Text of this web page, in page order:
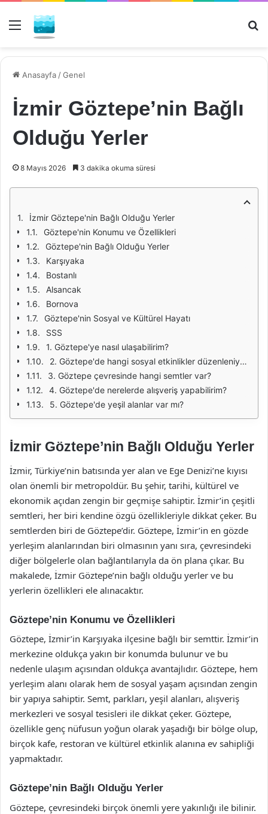
Menü
Anasayfa /Genel
İzmir Göztepe’nin Bağlı
Olduğu Yerler
8 Mayıs 2026 3 dakika okuma süresi
İzmir Göztepe'nin Bağlı Olduğu Yerler
Göztepe'nin Konumu ve Özellikleri
Göztepe'nin Bağlı Olduğu Yerler
Karşıyaka
Bostanlı
Alsancak
Bornova
Göztepe'nin Sosyal ve Kültürel Hayatı
SSS
1. Göztepe'ye nasıl ulaşabilirim?
2. Göztepe'de hangi sosyal etkinlikler düzenleniyor?
3. Göztepe çevresinde hangi semtler var?
4. Göztepe'de nerelerde alışveriş yapabilirim?
5. Göztepe'de yeşil alanlar var mı?
İzmir Göztepe’nin Bağlı Olduğu Yerler
İzmir, Türkiye’nin batısında yer alan ve Ege Denizi’ne kıyısı
olan önemli bir metropoldür. Bu şehir, tarihi, kültürel ve
ekonomik açıdan zengin bir geçmişe sahiptir. İzmir’in çeşitli
semtleri, her biri kendine özgü özellikleriyle dikkat çeker. Bu
semtlerden biri de Göztepe’dir. Göztepe, İzmir’in en gözde
yerleşim alanlarından biri olmasının yanı sıra, çevresindeki
diğer bölgelerle olan bağlantılarıyla da ön plana çıkar. Bu
makalede, İzmir Göztepe’nin bağlı olduğu yerler ve bu
yerlerin özellikleri ele alınacaktır.
Göztepe’nin Konumu ve Özellikleri
Göztepe, İzmir’in Karşıyaka ilçesine bağlı bir semttir. İzmir’in
merkezine oldukça yakın bir konumda bulunur ve bu
nedenle ulaşım açısından oldukça avantajlıdır. Göztepe, hem
yerleşim alanı olarak hem de sosyal yaşam açısından zengin
bir yapıya sahiptir. Semt, parkları, yeşil alanları, alışveriş
merkezleri ve sosyal tesisleri ile dikkat çeker. Göztepe,
özellikle genç nüfusun yoğun olarak yaşadığı bir bölge olup,
birçok kafe, restoran ve kültürel etkinlik alanına ev sahipliği
yapmaktadır.
Göztepe’nin Bağlı Olduğu Yerler
Göztepe, çevresindeki birçok önemli yere yakınlığı ile bilinir.